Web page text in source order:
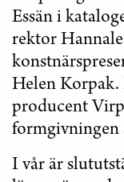
Essän i
rektor
Helen Korpak.
producent
formgivningen
I vår är